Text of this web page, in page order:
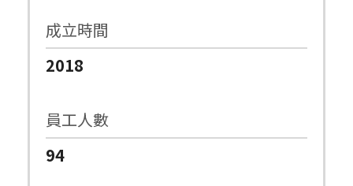
成立時間
2018
員工人數
94